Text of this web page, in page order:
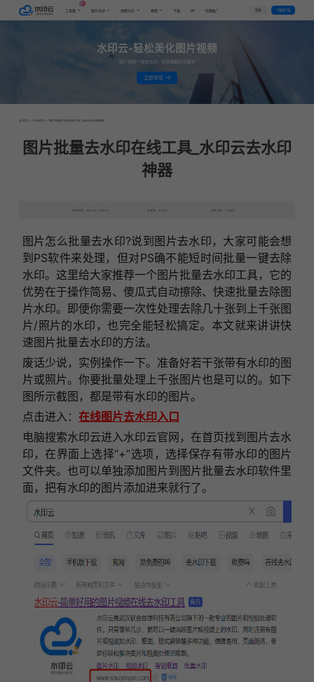
工具集 图片水印 视频水印 教程 下载 VIP 代理推广 登录 下载客户端
水印云-轻松美化图片视频
图片视频一键去水印，手机电脑均可使用
立即体验
首页 > 行业资讯 > 图片批量去水印在线工具_水印云去水印神器
图片批量去水印在线工具_水印云去水印
神器
发布日期：2023-04-10 15:44 发表者：去水印 浏览次数：11226次
图片怎么批量去水印?说到图片去水印，大家可能会想
到PS软件来处理，但对PS确不能短时间批量一键去除
水印。这里给大家推荐一个图片批量去水印工具，它的
优势在于操作简易、傻瓜式自动擦除、快速批量去除图
片水印。即便你需要一次性处理去除几十张到上千张图
片/照片的水印，也完全能轻松搞定。本文就来讲讲快
速图片批量去水印的方法。
废话少说，实例操作一下。准备好若干张带有水印的图
片或照片。你要批量处理上千张图片也是可以的。如下
图所示截图，都是带有水印的图片。
点击进入： 在线图片去水印入口
电脑搜索水印云进入水印云官网，在首页找到图片去水
印，在界面上选择“+”选项，选择保存有带水印的图片
文件夹。也可以单独添加图片到图片批量去水印软件里
面，把有水印的图片添加进来就行了。